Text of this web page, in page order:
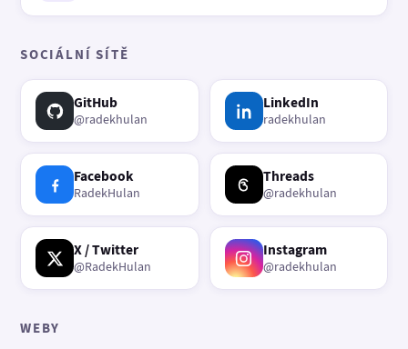
SOCIÁLNÍ SÍTĚ
GitHub
@radekhulan
LinkedIn
radekhulan
Facebook
RadekHulan
Threads
@radekhulan
X / Twitter
@RadekHulan
Instagram
@radekhulan
WEBY